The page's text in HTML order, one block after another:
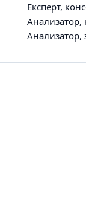
Експерт,
Анализатор,
Анализатор,